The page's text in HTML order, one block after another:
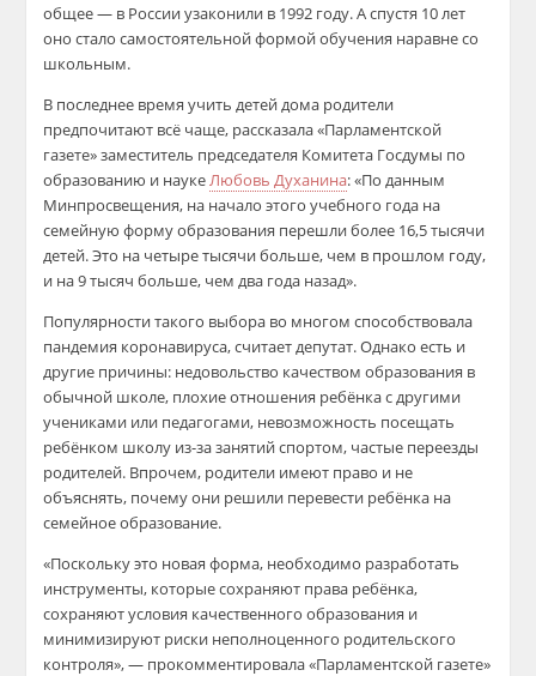
общее — в России узаконили в 1992 году. А спустя 10 лет
оно стало самостоятельной формой обучения наравне со
школьным.
В последнее время учить детей дома родители
предпочитают всё чаще, рассказала «Парламентской
газете» заместитель председателя Комитета Госдумы по
образованию и наукеЛюбовь Духанина: «По данным
Минпросвещения, на начало этого учебного года на
семейную форму образования перешли более 16,5 тысячи
детей. Это на четыре тысячи больше, чем в прошлом году,
и на 9 тысяч больше, чем два года назад».
Популярности такого выбора во многом способствовала
пандемия коронавируса, считает депутат. Однако есть и
другие причины: недовольство качеством образования в
обычной школе, плохие отношения ребёнка с другими
учениками или педагогами, невозможность посещать
ребёнком школу из-за занятий спортом, частые переезды
родителей. Впрочем, родители имеют право и не
объяснять, почему они решили перевести ребёнка на
семейное образование.
«Поскольку это новая форма, необходимо разработать
инструменты, которые сохраняют права ребёнка,
сохраняют условия качественного образования и
минимизируют риски неполноценного родительского
контроля», — прокомментировала «Парламентской газете»